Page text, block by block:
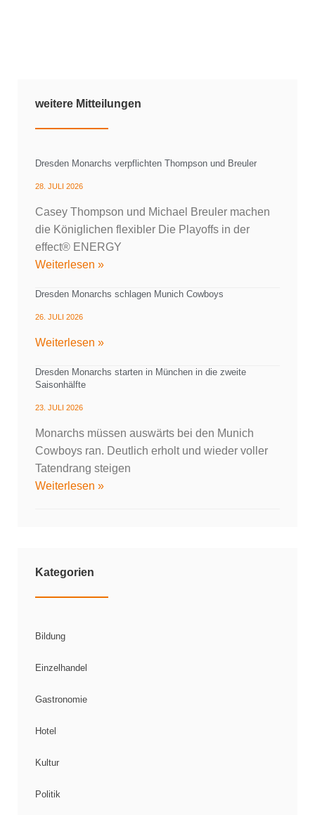
weitere Mitteilungen
Dresden Monarchs verpflichten Thompson und Breuler
28. JULI 2026
Casey Thompson und Michael Breuler machen
die Königlichen flexibler Die Playoffs in der
effect® ENERGY
Weiterlesen »
Dresden Monarchs schlagen Munich Cowboys
26. JULI 2026
Weiterlesen »
Dresden Monarchs starten in München in die zweite
Saisonhälfte
23. JULI 2026
Monarchs müssen auswärts bei den Munich
Cowboys ran. Deutlich erholt und wieder voller
Tatendrang steigen
Weiterlesen »
Kategorien
Bildung
Einzelhandel
Gastronomie
Hotel
Kultur
Politik